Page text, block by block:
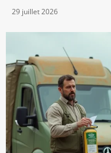
29 juillet 2026